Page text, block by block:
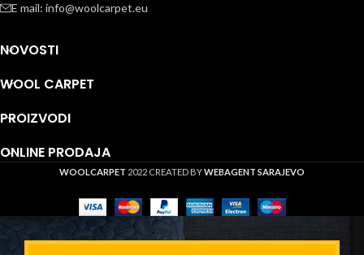
E mail: info@woolcarpet.eu
NOVOSTI
WOOL CARPET
PROIZVODI
ONLINE PRODAJA
WOOLCARPET 2022 CREATED BYWEBAGENT SARAJEVO